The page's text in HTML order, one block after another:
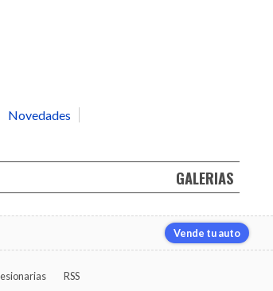
Novedades
GALERIAS
Vende tu auto
RSS